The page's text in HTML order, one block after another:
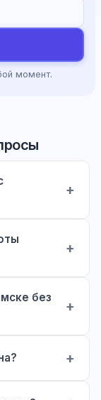
момент.
без